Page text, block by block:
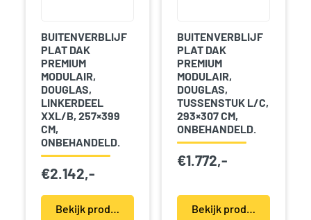
BUITENVERBLIJF
PLAT DAK
PREMIUM
MODULAIR,
DOUGLAS,
LINKERDEEL
XXL/B, 257×399
CM,
ONBEHANDELD.
€2.142,-
Bekijk product(en)
BUITENVERBLIJF
PLAT DAK
PREMIUM
MODULAIR,
DOUGLAS,
TUSSENSTUK L/C,
293×307 CM,
ONBEHANDELD.
€1.772,-
Bekijk product(en)